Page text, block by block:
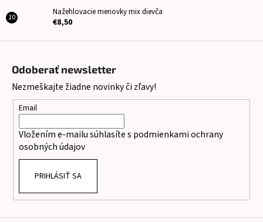
Nažehlovacie menovky mix dievča
€8,50
Odoberať newsletter
Nezmeškajte žiadne novinky či zľavy!
Email
Vložením e-mailu súhlasíte s podmienkami ochrany
osobných údajov
PRIHLÁSIŤ SA